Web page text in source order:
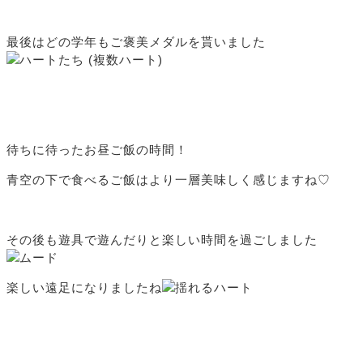
最後はどの学年もご褒美メダルを貰いました
待ちに待ったお昼ご飯の時間！
青空の下で食べるご飯はより一層美味しく感じますね♡
その後も遊具で遊んだりと楽しい時間を過ごしました
楽しい遠足になりましたね